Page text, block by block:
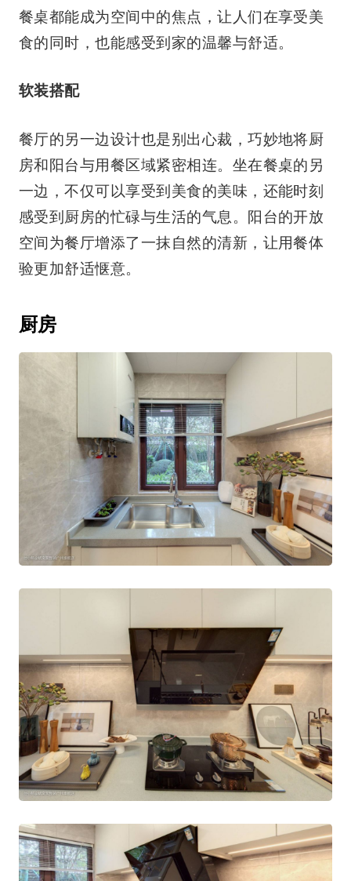
餐桌都能成为空间中的焦点，让人们在享受美
食的同时，也能感受到家的温馨与舒适。
软装搭配
餐厅的另一边设计也是别出心裁，巧妙地将厨
房和阳台与用餐区域紧密相连。坐在餐桌的另
一边，不仅可以享受到美食的美味，还能时刻
感受到厨房的忙碌与生活的气息。阳台的开放
空间为餐厅增添了一抹自然的清新，让用餐体
验更加舒适惬意。
厨房